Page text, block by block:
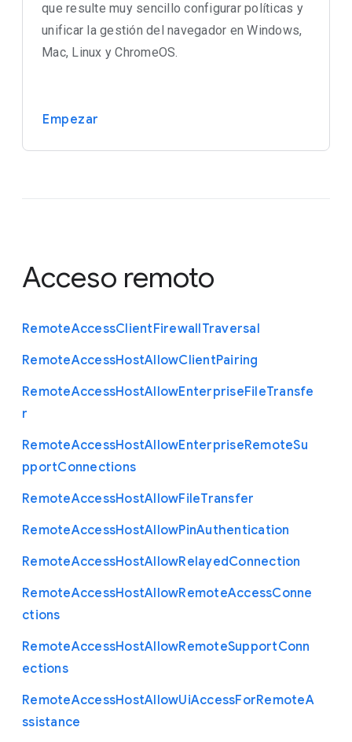
que resulte muy sencillo configurar políticas y
unificar la gestión del navegador en Windows,
Mac, Linux y ChromeOS.
Empezar
Acceso remoto
RemoteAccessClientFirewallTraversal
RemoteAccessHostAllowClientPairing
RemoteAccessHostAllowEnterpriseFileTransfe
r
RemoteAccessHostAllowEnterpriseRemoteSu
pportConnections
RemoteAccessHostAllowFileTransfer
RemoteAccessHostAllowPinAuthentication
RemoteAccessHostAllowRelayedConnection
RemoteAccessHostAllowRemoteAccessConne
ctions
RemoteAccessHostAllowRemoteSupportConn
ections
RemoteAccessHostAllowUiAccessForRemoteA
ssistance